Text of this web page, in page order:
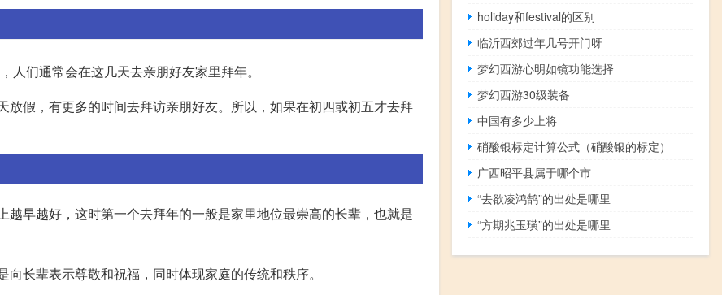
人们通常会在这几天去亲朋好友家里拜年。
假，有更多的时间去拜访亲朋好友。所以，如果在初四或初五才去拜
早越好，这时第一个去拜年的一般是家里地位最崇高的长辈，也就是
长辈表示尊敬和祝福，同时体现家庭的传统和秩序。
holiday和festival的区别
临沂西郊过年几号开门呀
梦幻西游心明如镜功能选择
梦幻西游30级装备
中国有多少上将
硝酸银标定计算公式（硝酸银的标定）
广西昭平县属于哪个市
“去欲凌鸿鹄”的出处是哪里
“方期兆玉璜”的出处是哪里